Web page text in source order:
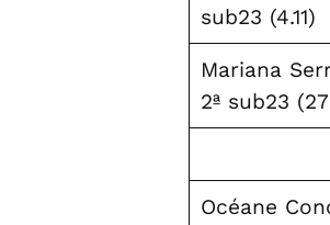
sub23 (4.11)
Mariana
2ª sub23
Océane